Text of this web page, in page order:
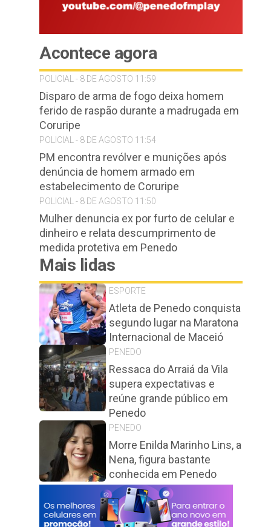
Acontece agora
POLICIAL - 8 DE AGOSTO 11:59
Disparo de arma de fogo deixa homem
ferido de raspão durante a madrugada em
Coruripe
POLICIAL - 8 DE AGOSTO 11:54
PM encontra revólver e munições após
denúncia de homem armado em
estabelecimento de Coruripe
POLICIAL - 8 DE AGOSTO 11:50
Mulher denuncia ex por furto de celular e
dinheiro e relata descumprimento de
medida protetiva em Penedo
Mais lidas
ESPORTE
Atleta de Penedo conquista
segundo lugar na Maratona
Internacional de Maceió
PENEDO
Ressaca do Arraiá da Vila
supera expectativas e
reúne grande público em
Penedo
PENEDO
Morre Enilda Marinho Lins, a
Nena, figura bastante
conhecida em Penedo